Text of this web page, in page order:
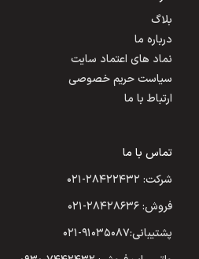
بلاگ
درباره ما
نماد های اعتماد سایت
سیاست حریم خصوصی
ارتباط با ما
تماس با ما
شرکت: ۲۸۴۲۲۴۳۲-۰۲۱
فروش: ۲۸۴۲۸۶۳۶-۰۲۱
پشتیبانی:۹۱۰۳۵۰۸۷-۰۲۱